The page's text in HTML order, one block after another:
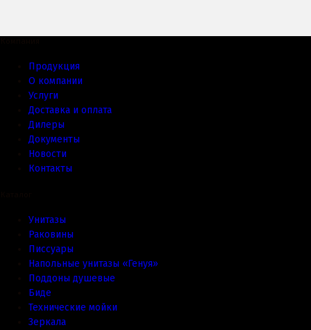
Продукция
О компании
Услуги
Доставка и оплата
Дилеры
Документы
Новости
Контакты
Унитазы
Раковины
Писсуары
Напольные унитазы «Генуя»
Поддоны душевые
Биде
Технические мойки
Зеркала